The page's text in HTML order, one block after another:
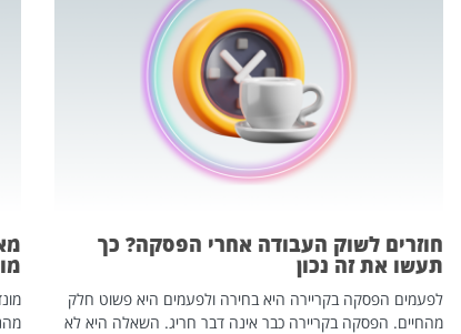
חוזרים לשוק העבודה אחרי הפסקה? כך
תעשו את זה נכון
לפעמים הפסקה בקריירה היא בחירה ולפעמים היא פשוט חלק
מהחיים. הפסקה בקריירה כבר אינה דבר חריג. השאלה היא לא